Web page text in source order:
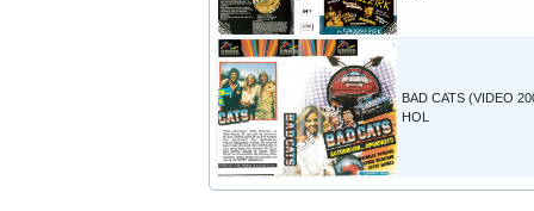
BAD CATS (VIDEO
HOL